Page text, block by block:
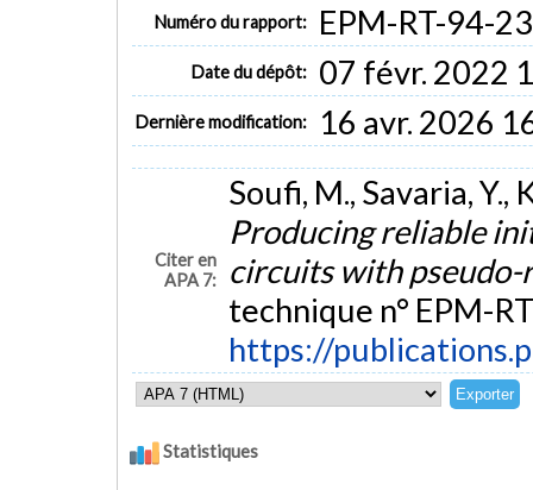
Numéro du rapport: EPM-RT-94-23
Date du dépôt: 07 févr. 2022
Dernière modification: 16 avr. 2026
Citer en
APA 7:
Soufi, M., Savaria, Y.,
Producing reliable
circuits with
technique n° EPM-
https://
Statistiques